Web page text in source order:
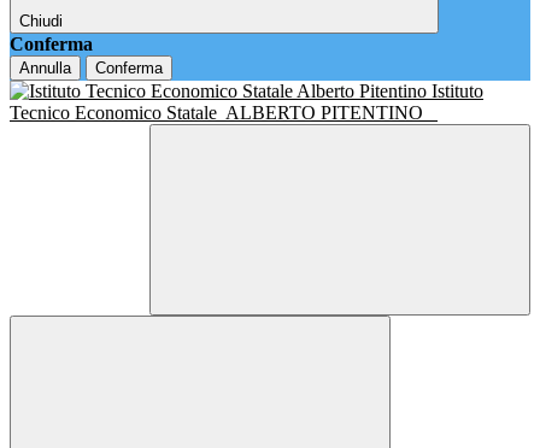
Chiudi
Conferma
Annulla Conferma
Istituto
Tecnico Economico Statale ALBERTO PITENTINO